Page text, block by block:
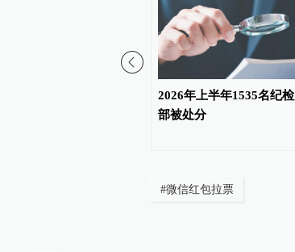
2026年上半年1535名纪
部被处分
#微信红包拉票